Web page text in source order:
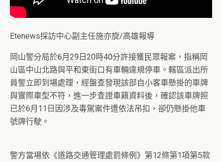
Etenews採訪中心副主任施亦旋/高雄報導
岡山警分局於6月29日20時40分許接獲民眾報案，指稱岡
山區中山北路與平和東街口有車輛違規停車。轄區派出所
員警立即到場處理，經盤查發現該部自小客車懸掛的車牌
與實際車型不符，進一步查證車籍資料後，確認該車牌照
已於6月11日因涉及毒駕案件遭依法吊扣，卻仍懸掛他車
號牌行駛。
警方當場依《道路交通管理處罰條例》第12條第1項第5款